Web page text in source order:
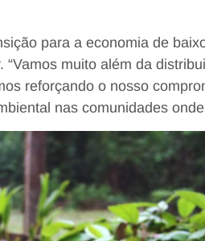
para a economia de
muito além da
reforçando o nosso
nas comunidades